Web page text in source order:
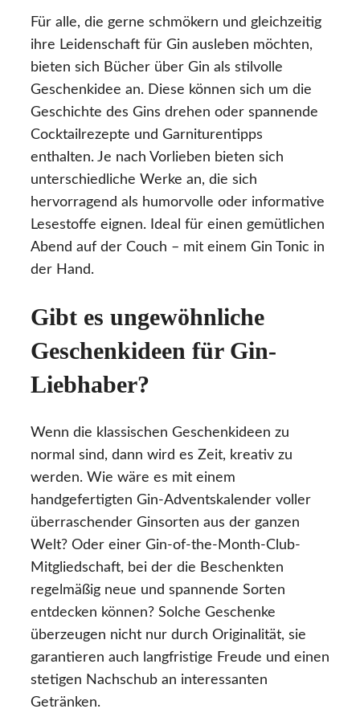
Für alle, die gerne schmökern und gleichzeitig
ihre Leidenschaft für Gin ausleben möchten,
bieten sich Bücher über Gin als stilvolle
Geschenkidee an. Diese können sich um die
Geschichte des Gins drehen oder spannende
Cocktailrezepte und Garniturentipps
enthalten. Je nach Vorlieben bieten sich
unterschiedliche Werke an, die sich
hervorragend als humorvolle oder informative
Lesestoffe eignen. Ideal für einen gemütlichen
Abend auf der Couch – mit einem Gin Tonic in
der Hand.
Gibt es ungewöhnliche
Geschenkideen für Gin-
Liebhaber?
Wenn die klassischen Geschenkideen zu
normal sind, dann wird es Zeit, kreativ zu
werden. Wie wäre es mit einem
handgefertigten Gin-Adventskalender voller
überraschender Ginsorten aus der ganzen
Welt? Oder einer Gin-of-the-Month-Club-
Mitgliedschaft, bei der die Beschenkten
regelmäßig neue und spannende Sorten
entdecken können? Solche Geschenke
überzeugen nicht nur durch Originalität, sie
garantieren auch langfristige Freude und einen
stetigen Nachschub an interessanten
Getränken.